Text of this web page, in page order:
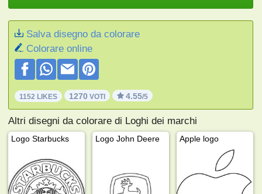
Salva disegno da colorare
Colorare online
1152 LIKES 1270 VOTI 4.55/5
Altri disegni da colorare di Loghi dei marchi
Logo Starbucks Logo John Deere Apple logo